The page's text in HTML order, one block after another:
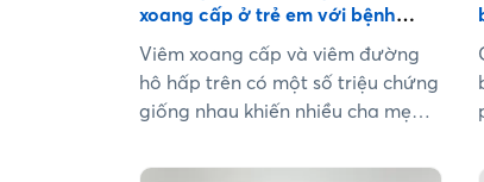
xoang cấp ở trẻ em với bệnh
viêm đường hô hấp trên
Viêm xoang cấp và viêm đường
hô hấp trên có một số triệu chứng
giống nhau khiến nhiều cha mẹ
sẽ cung cấp các thông tin về bệnh